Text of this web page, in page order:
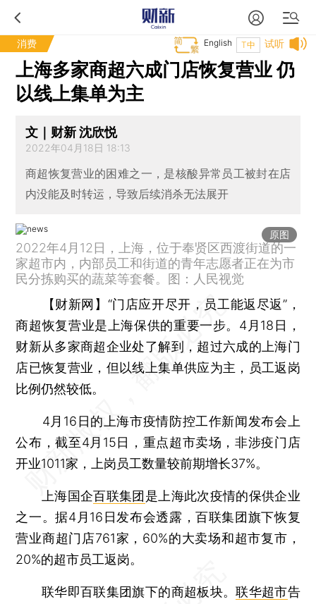
消费 试听
T中
English
上海多家商超六成门店恢复营业 仍
以线上集单为主
文｜财新 沈欣悦
2022年04月18日 18:13
商超恢复营业的困难之一，是核酸异常员工被封在店
内没能及时转运，导致后续消杀无法展开
原图
2022年4月12日，上海，位于奉贤区西渡街道的一
家超市内，内部员工和街道的青年志愿者正在为市
民分拣购买的蔬菜等套餐。图：人民视觉
【财新网】 “门店应开尽开，员工能返尽返”，
商超恢复营业是上海保供的重要一步。4月18日，
财新从多家商超企业处了解到，超过六成的上海门
店已恢复营业，但以线上集单供应为主，员工返岗
比例仍然较低。
4月16日的上海市疫情防控工作新闻发布会上
公布，截至4月15日，重点超市卖场，非涉疫门店
开业1011家，上岗员工数量较前期增长37%。
上海国企百联集团 是上海此次疫情的保供企业
之一。据4月16日发布会透露，百联集团旗下恢复
营业商超门店761家，60%的大卖场和超市复市，
20%的超市员工返岗。
联华即百联集团旗下的商超板块。联华超市告